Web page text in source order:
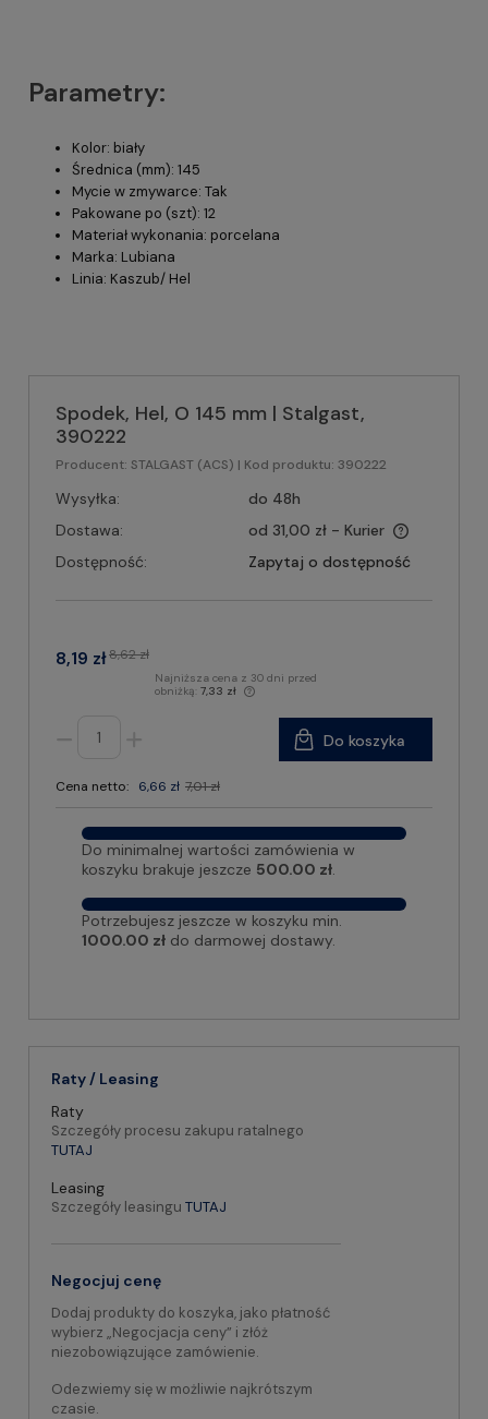
Parametry:
Kolor: biały
Średnica (mm): 145
Mycie w zmywarce: Tak
Pakowane po (szt): 12
Materiał wykonania: porcelana
Marka: Lubiana
Linia: Kaszub/ Hel
Spodek, Hel, O 145 mm | Stalgast,
390222
Producent: STALGAST (ACS) | Kod produktu: 390222
Wysyłka:
do 48h
Dostawa:
od 31,00 zł - Kurier
Dostępność:
Zapytaj o dostępność
8,19 zł8,62 zł
Najniższa cena z 30 dni przed
obniżką: 7,33 zł
Cena netto: 6,66 zł 7,01 zł
Do koszyka
Do minimalnej wartości zamówienia w
koszyku brakuje jeszcze 500.00 zł.
Potrzebujesz jeszcze w koszyku min.
1000.00 zł do darmowej dostawy.
Raty / Leasing
Raty
Szczegóły procesu zakupu ratalnego
TUTAJ
Leasing
Szczegóły leasingu TUTAJ
Negocjuj cenę
Dodaj produkty do koszyka, jako płatność
wybierz „Negocjacja ceny” i złóż
niezobowiązujące zamówienie.
Odezwiemy się w możliwie najkrótszym
czasie.